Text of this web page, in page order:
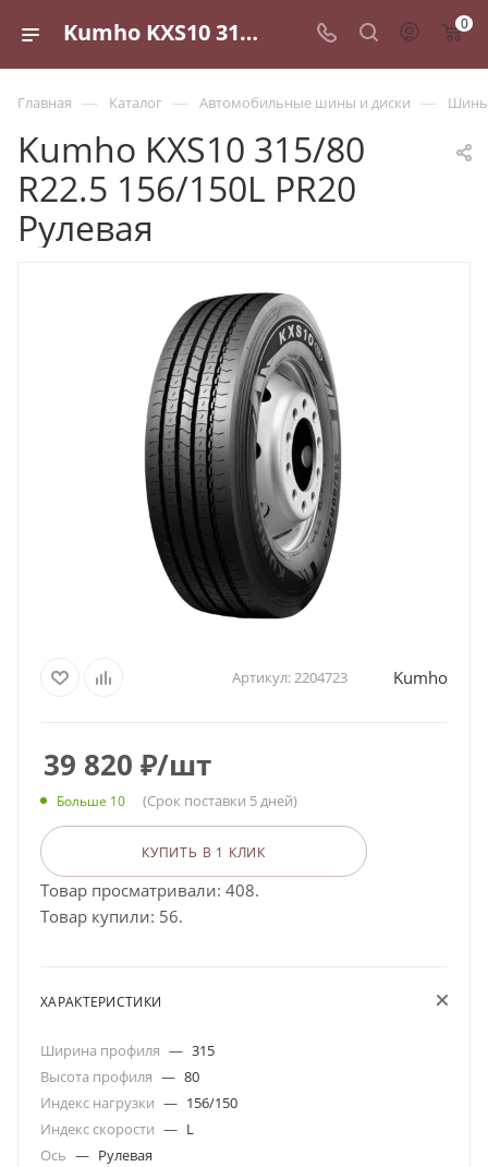
Kumho KXS10 315/80 R22.5 156/150L PR20 Рулевая - купить в Санкт-Петербурге по выгодной цене 0
Главная — Каталог — Автомобильные шины и диски — Шины
Kumho KXS10 315/80
R22.5 156/150L PR20
Рулевая
Артикул:2204723 Kumho
39 820 ₽/шт
Больше 10 (Срок поставки 5 дней)
КУПИТЬ В 1 КЛИК
Товар просматривали: 408.
Товар купили: 56.
ХАРАКТЕРИСТИКИ
Ширина профиля — 315
Высота профиля — 80
Индекс нагрузки — 156/150
Индекс скорости — L
Ось — Рулевая